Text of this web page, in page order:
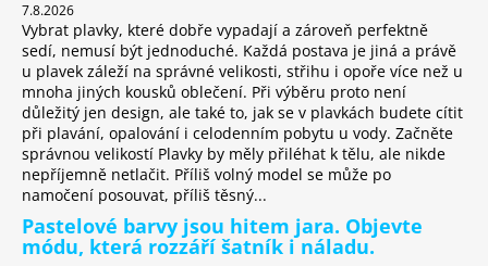
7.8.2026
Vybrat plavky, které dobře vypadají a zároveň perfektně
sedí, nemusí být jednoduché. Každá postava je jiná a právě
u plavek záleží na správné velikosti, střihu i opoře více než u
mnoha jiných kousků oblečení. Při výběru proto není
důležitý jen design, ale také to, jak se v plavkách budete cítit
při plavání, opalování i celodenním pobytu u vody. Začněte
správnou velikostí Plavky by měly přiléhat k tělu, ale nikde
nepříjemně netlačit. Příliš volný model se může po
namočení posouvat, příliš těsný...
Pastelové barvy jsou hitem jara. Objevte
módu, která rozzáří šatník i náladu.